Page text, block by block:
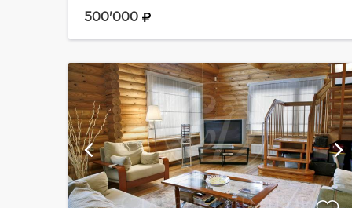
500'000
показать ещё 23 фотографии